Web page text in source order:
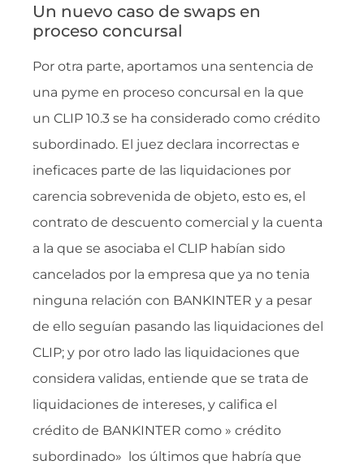
Un nuevo caso de swaps en
proceso concursal
Por otra parte, aportamos una sentencia de
una pyme en proceso concursal en la que
un CLIP 10.3 se ha considerado como crédito
subordinado. El juez declara incorrectas e
ineficaces parte de las liquidaciones por
carencia sobrevenida de objeto, esto es, el
contrato de descuento comercial y la cuenta
a la que se asociaba el CLIP habían sido
cancelados por la empresa que ya no tenia
ninguna relación con BANKINTER y a pesar
de ello seguían pasando las liquidaciones del
CLIP; y por otro lado las liquidaciones que
considera validas, entiende que se trata de
liquidaciones de intereses, y califica el
crédito de BANKINTER como » crédito
subordinado» los últimos que habría que